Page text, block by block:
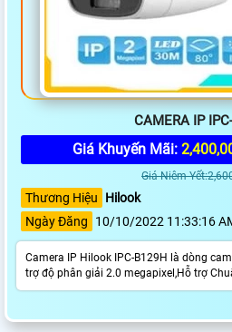
CAMERA IP
Giá Khuyến Mãi:
Giá Niêm
Thương Hiệu
Hilook
Ngày Đăng
10/10/2022 11:33:16
Camera IP Hilook IPC-B129H là dòng
trợ độ phân giải 2.0 megapixel,Hỗ trợ